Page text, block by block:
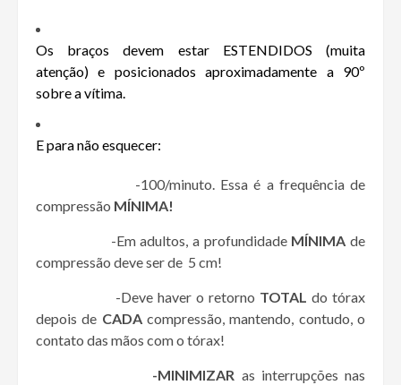
Os braços devem estar ESTENDIDOS (muita
atenção) e posicionados aproximadamente a 90º
sobre a vítima.
E para não esquecer:
-100/minuto. Essa é a frequência de
compressão MÍNIMA!
-Em adultos, a profundidadeMÍNIMA de
compressão deve ser de 5 cm!
-Deve haver o retorno TOTAL do tórax
depois de CADAcompressão, mantendo, contudo, o
contato das mãos com o tórax!
-MINIMIZAR as interrupções nas